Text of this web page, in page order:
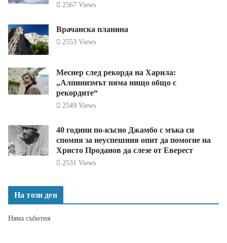
2567 Views
Врачанска планина
2553 Views
Меснер след рекорда на Харила:
„Алпинизмът няма нищо общо с
рекордите“
2549 Views
40 години по-късно Джамбо с мъка си
спомня за неуспешния опит да помогне на
Христо Проданов да слезе от Еверест
2531 Views
На този ден
Няма събития